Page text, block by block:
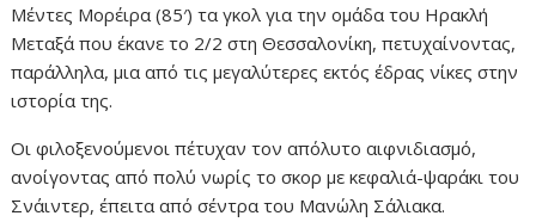
Μέντες Μορέιρα (85′) τα γκολ για την ομάδα του Ηρακλή
Μεταξά που έκανε το 2/2 στη Θεσσαλονίκη, πετυχαίνοντας,
παράλληλα, μια από τις μεγαλύτερες εκτός έδρας νίκες στην
ιστορία της.
Οι φιλοξενούμενοι πέτυχαν τον απόλυτο αιφνιδιασμό,
ανοίγοντας από πολύ νωρίς το σκορ με κεφαλιά-ψαράκι του
Σνάιντερ, έπειτα από σέντρα του Μανώλη Σάλιακα.